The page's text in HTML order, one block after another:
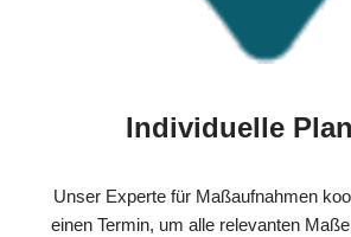
Individuelle
Unser Experte für Maßaufnahmen
einen Termin, um alle relevanten